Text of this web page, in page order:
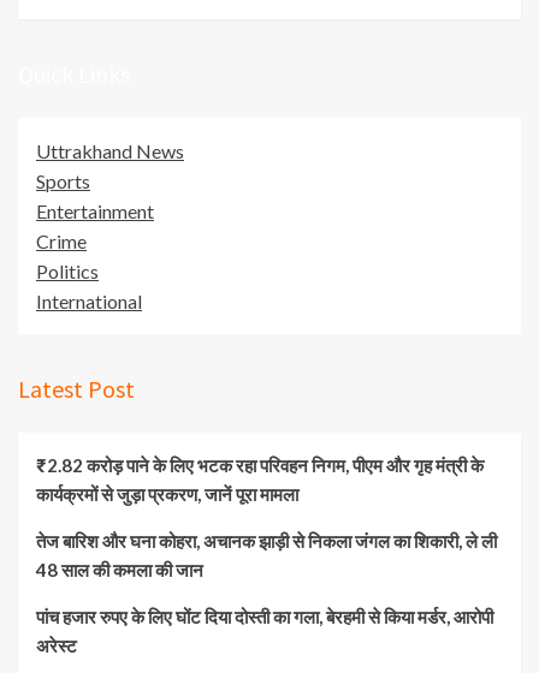
Uttrakhand News
Sports
Entertainment
Crime
Politics
International
Latest Post
₹2.82 करोड़ पाने के लिए भटक रहा परिवहन निगम, पीएम और गृह मंत्री के
कार्यक्रमों से जुड़ा प्रकरण, जानें पूरा मामला
तेज बारिश और घना कोहरा, अचानक झाड़ी से निकला जंगल का शिकारी, ले ली
48 साल की कमला की जान
पांच हजार रुपए के लिए घोंट दिया दोस्ती का गला, बेरहमी से किया मर्डर, आरोपी
अरेस्ट